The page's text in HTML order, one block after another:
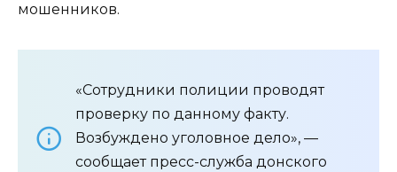
мошенников.
«Сотрудники полиции проводят
проверку по данному факту.
Возбуждено уголовное дело», —
сообщает пресс-служба донского